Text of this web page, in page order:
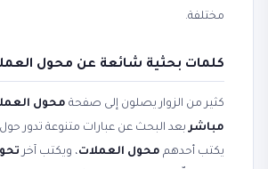
مختلفة.
كلمات بحثية شائعة عن محول
كثير من الزوار يصلون إلى صفحة
مباشربعد البحث عن عبارات متنوعة تدور
يكتب أحدهم محول العملات، ويكتب آخر